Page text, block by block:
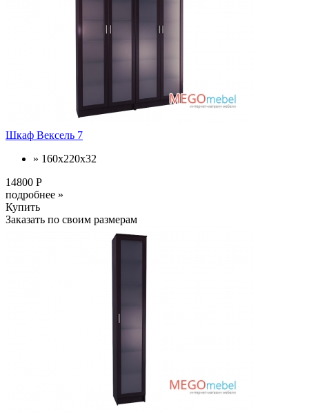
Шкаф Вексель 7
» 160x220x32
14800 Р
подробнее »
Купить
Заказать по своим размерам